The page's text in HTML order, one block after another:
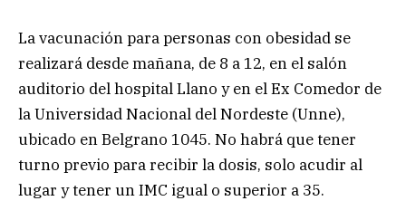
La vacunación para personas con obesidad se
realizará desde mañana, de 8 a 12, en el salón
auditorio del hospital Llano y en el Ex Comedor de
la Universidad Nacional del Nordeste (Unne),
ubicado en Belgrano 1045. No habrá que tener
turno previo para recibir la dosis, solo acudir al
lugar y tener un IMC igual o superior a 35.